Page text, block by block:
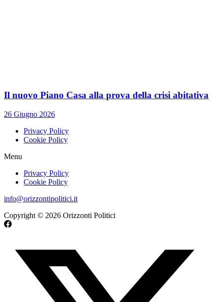
Il nuovo Piano Casa alla prova della crisi abitativa
26 Giugno 2026
Privacy Policy
Cookie Policy
Menu
Privacy Policy
Cookie Policy
info@orizzontipolitici.it
Copyright © 2026 Orizzonti Politici